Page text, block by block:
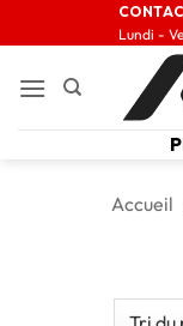
Lundi -
Accueil